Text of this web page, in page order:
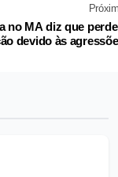
no MA diz que
devido às